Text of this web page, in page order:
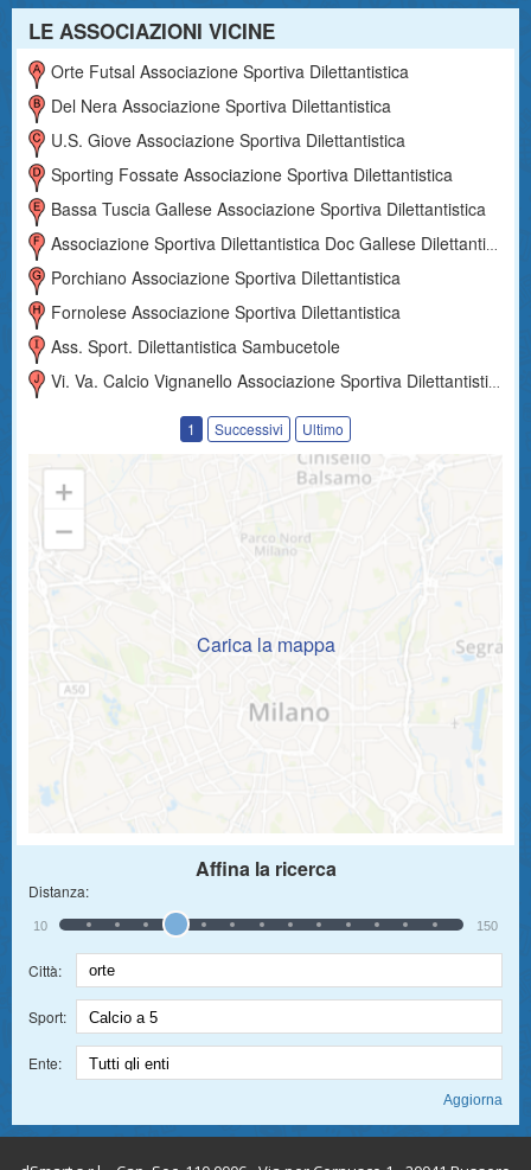
LE ASSOCIAZIONI VICINE
Orte Futsal Associazione Sportiva Dilettantistica
Del Nera Associazione Sportiva Dilettantistica
U.s. Giove Associazione Sportiva Dilettantistica
Sporting Fossate Associazione Sportiva Dilettantistica
Bassa Tuscia Gallese Associazione Sportiva Dilettantistica
Associazione Sportiva Dilettantistica Doc Gallese Dilettantistica
Porchiano Associazione Sportiva Dilettantistica
Fornolese Associazione Sportiva Dilettantistica
Ass. Sport. Dilettantistica Sambucetole
Vi. Va. Calcio Vignanello Associazione Sportiva Dilettantistica
1 Successivi Ultimo
Carica la mappa
Affina la ricerca
Distanza:
10 150
Città:
Sport:
Ente: